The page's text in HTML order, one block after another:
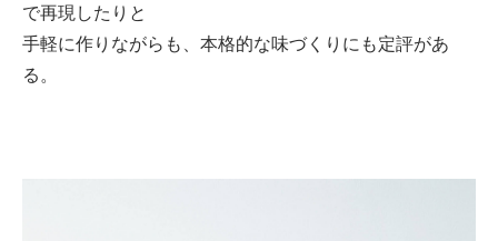
で再現したりと
手軽に作りながらも、本格的な味づくりにも定評があ
る。